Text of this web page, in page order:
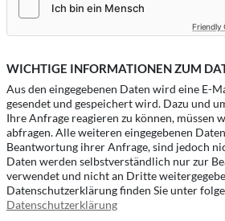
Friendly
WICHTIGE INFORMATIONEN ZUM
Aus den eingegebenen Daten wird eine E-
gesendet und gespeichert wird. Dazu und
Ihre Anfrage reagieren zu können, müssen
abfragen. Alle weiteren eingegebenen
Beantwortung ihrer Anfrage, sind jedoch
Daten werden selbstverständlich nur zur
verwendet und nicht an Dritte
Datenschutzerklärung finden Sie unter
Datenschutzerklärung